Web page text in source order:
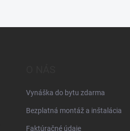
Vynáška do bytu zdarma
Bezplatná montáž a inštalácia
Faktúračné údaje